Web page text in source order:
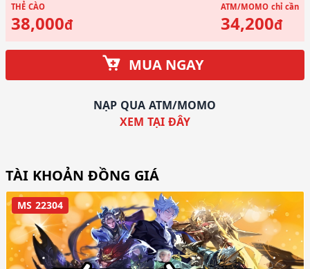
THẺ CÀO
38,000đ
ATM/MOMOchỉ cần
34,200đ
MUA NGAY
NẠP QUA ATM/MOMO
XEM TẠI ĐÂY
TÀI KHOẢN ĐỒNG GIÁ
MS 22304